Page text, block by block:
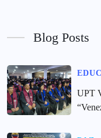
Blog Posts
UPT